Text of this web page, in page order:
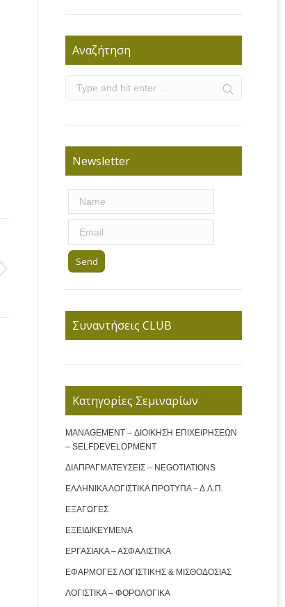
Αναζήτηση
Newsletter
Συναντήσεις CLUB
Κατηγορίες Σεμιναρίων
MANAGEMENT – ΔΙΟΙΚΗΣΗ ΕΠΙΧΕΙΡΗΣΕΩΝ
– SELFDEVELOPMENT
ΔΙΑΠΡΑΓΜΑΤΕΥΣΕΙΣ – NEGOTIATIONS
ΕΛΛΗΝΙΚΑ ΛΟΓΙΣΤΙΚΑ ΠΡΟΤΥΠΑ – Δ.Λ.Π.
ΕΞΑΓΩΓΕΣ
ΕΞΕΙΔΙΚΕΥΜΕΝΑ
ΕΡΓΑΣΙΑΚΑ – ΑΣΦΑΛΙΣΤΙΚΑ
ΕΦΑΡΜΟΓΕΣ ΛΟΓΙΣΤΙΚΗΣ & ΜΙΣΘΟΔΟΣΙΑΣ
ΛΟΓΙΣΤΙΚΑ – ΦΟΡΟΛΟΓΙΚΑ